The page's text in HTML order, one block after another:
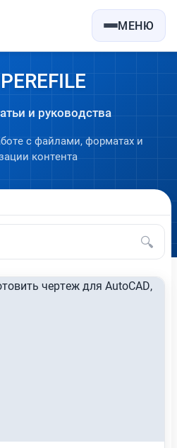
МЕНЮ
и руководства
с файлами, форматах и
контента
🔍